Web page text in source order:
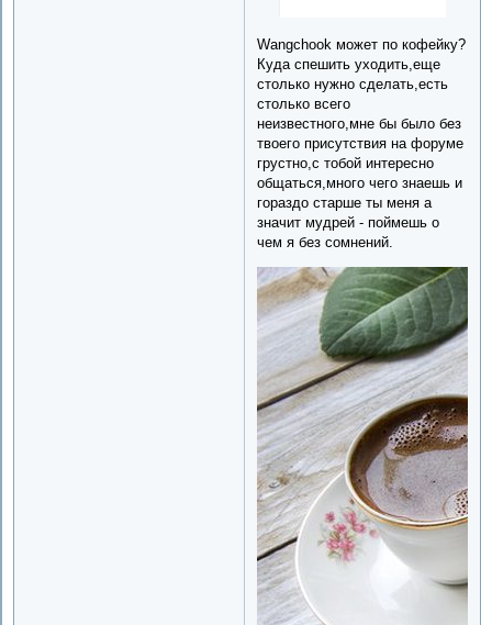
Wangchook может по кофейку?
Куда спешить уходить,еще
столько нужно сделать,есть
столько всего
неизвестного,мне бы было без
твоего присутствия на форуме
грустно,с тобой интересно
общаться,много чего знаешь и
гораздо старше ты меня а
значит мудрей - поймешь о
чем я без сомнений.